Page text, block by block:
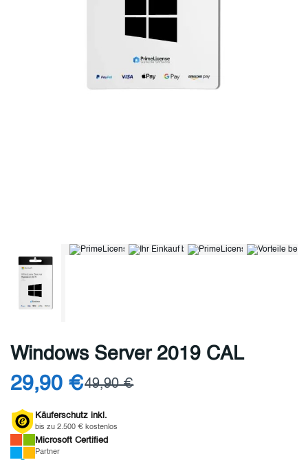
Windows Server 2019 CAL
29,90 €49,90 €
Käuferschutz inkl.
bis zu 2.500 € kostenlos
Microsoft Certified
Partner